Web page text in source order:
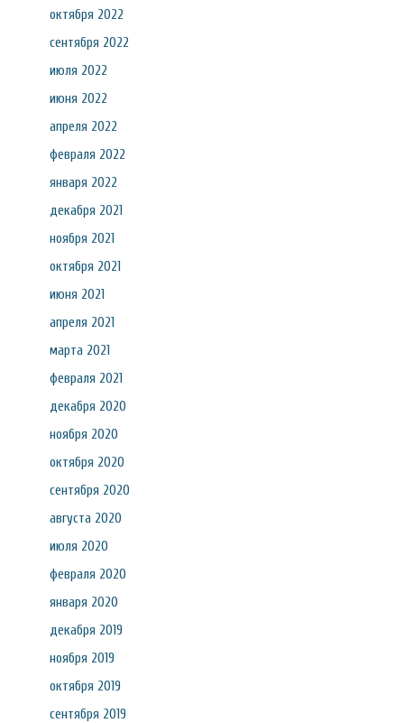
октября 2022
сентября 2022
июля 2022
июня 2022
апреля 2022
февраля 2022
января 2022
декабря 2021
ноября 2021
октября 2021
июня 2021
апреля 2021
марта 2021
февраля 2021
декабря 2020
ноября 2020
октября 2020
сентября 2020
августа 2020
июля 2020
февраля 2020
января 2020
декабря 2019
ноября 2019
октября 2019
сентября 2019